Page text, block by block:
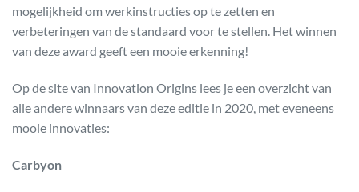
mogelijkheid om werkinstructies op te zetten en
verbeteringen van de standaard voor te stellen. Het winnen
van deze award geeft een mooie erkenning!
Op de site van Innovation Origins lees je een overzicht van
alle andere winnaars van deze editie in 2020, met eveneens
mooie innovaties:
Carbyon